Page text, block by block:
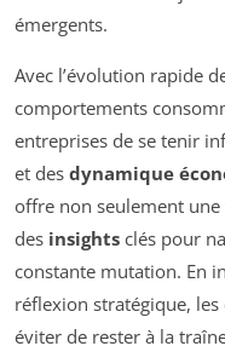
émergents.
Avec l’évolution rapide
comportements
entreprises de se tenir
et des dynamique
offre non seulement une
des insights clés pour
constante mutation. En
réflexion stratégique,
éviter de rester à la